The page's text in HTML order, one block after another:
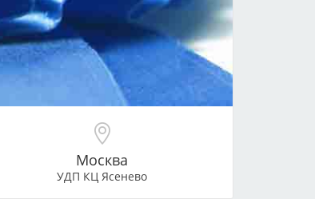
Москва
УДП КЦ Ясенево